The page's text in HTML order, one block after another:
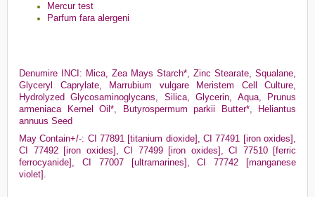
Mercur test
Parfum fara alergeni
Denumire INCI: Mica, Zea Mays Starch*, Zinc Stearate, Squalane,
Glyceryl Caprylate, Marrubium vulgare Meristem Cell Culture,
Hydrolyzed Glycosaminoglycans, Silica, Glycerin, Aqua, Prunus
armeniaca Kernel Oil*, Butyrospermum parkii Butter*, Heliantus
annuus Seed
May Contain+/-: CI 77891 [titanium dioxide], CI 77491 [iron oxides],
CI 77492 [iron oxides], CI 77499 [iron oxides], CI 77510 [ferric
ferrocyanide], CI 77007 [ultramarines], CI 77742 [manganese
violet].